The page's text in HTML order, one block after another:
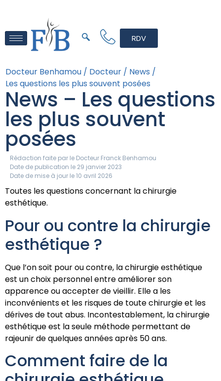
RDV
Docteur Benhamou / Docteur / News /
Les questions les plus souvent posées
News – Les questions
les plus souvent
posées
Rédaction faite par le Docteur Franck Benhamou
Date de publication le 29 janvier 2023
Date de mise à jour le 10 avril 2026
Toutes les questions concernant la chirurgie
esthétique.
Pour ou contre la chirurgie
esthétique ?
Que l’on soit pour ou contre, la chirurgie esthétique
est un choix personnel entre améliorer son
apparence ou accepter de vieillir. Elle a les
inconvénients et les risques de toute chirurgie et les
dérives de tout abus. Incontestablement, la chirurgie
esthétique est la seule méthode permettant de
rajeunir de quelques années après 50 ans.
Comment faire de la